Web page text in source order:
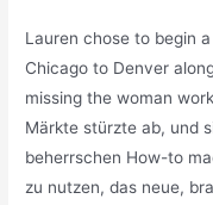
Lauren chose to begin
Chicago to Denver
missing the woman
Märkte stürzte ab, und
beherrschen How-to
zu nutzen, das neue,